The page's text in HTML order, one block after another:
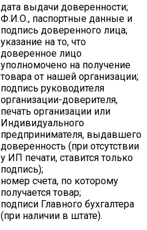
дата выдачи доверенности;
Ф.И.О., паспортные данные и
подпись доверенного лица;
указание на то, что
доверенное лицо
уполномочено на получение
товара от нашей организации;
подпись руководителя
организации-доверителя,
печать организации или
Индивидуального
предпринимателя, выдавшего
доверенность (при отсутствии
у ИП печати, ставится только
подпись);
номер счета, по которому
получается товар;
подписи Главного бухгалтера
(при наличии в штате).